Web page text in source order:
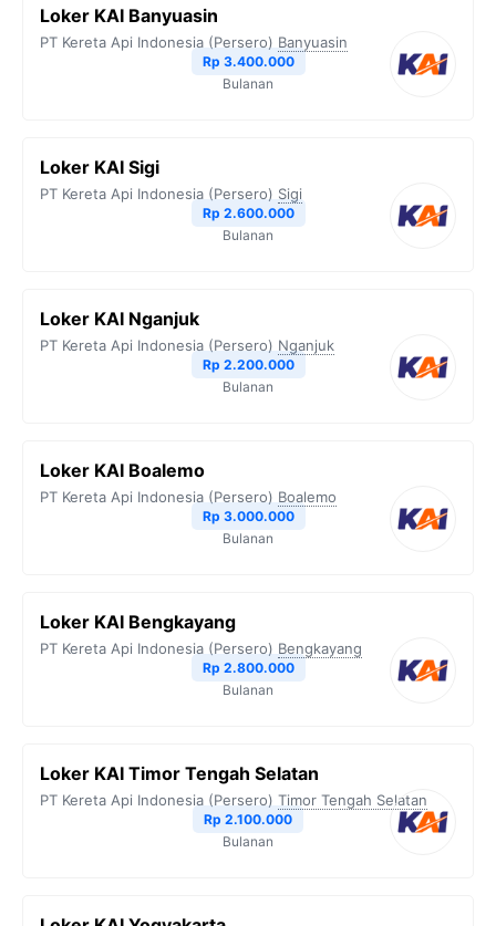
Loker KAI Banyuasin
PT Kereta Api Indonesia (Persero) Banyuasin
Rp 3.400.000
Bulanan
Loker KAI Sigi
PT Kereta Api Indonesia (Persero) Sigi
Rp 2.600.000
Bulanan
Loker KAI Nganjuk
PT Kereta Api Indonesia (Persero) Nganjuk
Rp 2.200.000
Bulanan
Loker KAI Boalemo
PT Kereta Api Indonesia (Persero) Boalemo
Rp 3.000.000
Bulanan
Loker KAI Bengkayang
PT Kereta Api Indonesia (Persero) Bengkayang
Rp 2.800.000
Bulanan
Loker KAI Timor Tengah Selatan
PT Kereta Api Indonesia (Persero) Timor Tengah Selatan
Rp 2.100.000
Bulanan